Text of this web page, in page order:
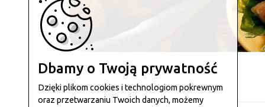
Dbamy o Twoją prywatność
Dzięki plikom cookies i technologiom pokrewnym
oraz przetwarzaniu Twoich danych, możemy